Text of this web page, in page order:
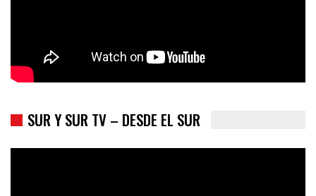
SUR Y SUR TV – DESDE EL SUR